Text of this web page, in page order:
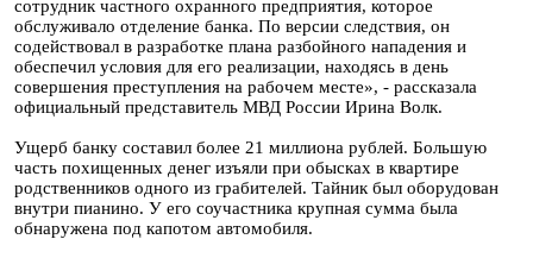
сотрудник частного охранного предприятия, которое
обслуживало отделение банка. По версии следствия, он
содействовал в разработке плана разбойного нападения и
обеспечил условия для его реализации, находясь в день
совершения преступления на рабочем месте», - рассказала
официальный представитель МВД России Ирина Волк.
Ущерб банку составил более 21 миллиона рублей. Большую
часть похищенных денег изъяли при обысках в квартире
родственников одного из грабителей. Тайник был оборудован
внутри пианино. У его соучастника крупная сумма была
обнаружена под капотом автомобиля.